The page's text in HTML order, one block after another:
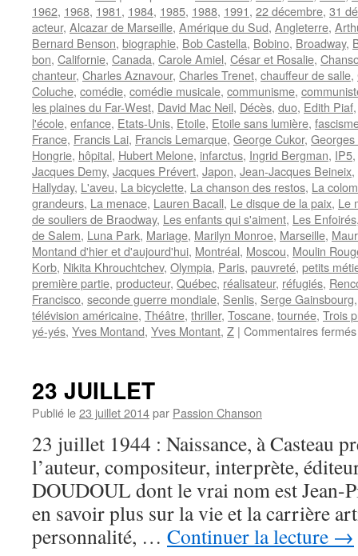
1962, 1968, 1981, 1984, 1985, 1988, 1991, 22 décembre, 31
acteur, Alcazar de Marseille, Amérique du Sud, Angleterre,
Bernard Benson, biographie, Bob Castella, Bobino, Broadway,
bon, Californie, Canada, Carole Amiel, César et Rosalie,
chanteur, Charles Aznavour, Charles Trenet, chauffeur de salle,
Coluche, comédie, comédie musicale, communisme,
les plaines du Far-West, David Mac Neil, Décès, duo, Edith Piaf
l'école, enfance, Etats-Unis, Etoile, Etoile sans lumière,
France, Francis Lai, Francis Lemarque, George Cukor,
Hongrie, hôpital, Hubert Melone, infarctus, Ingrid Bergman, IP5,
Jacques Demy, Jacques Prévert, Japon, Jean-Jacques Beineix,
Hallyday, L'aveu, La bicyclette, La chanson des restos, La
grandeurs, La menace, Lauren Bacall, Le disque de la paix, Le
de souliers de Braodway, Les enfants qui s'aiment, Les Enfoirés
de Salem, Luna Park, Mariage, Marilyn Monroe, Marseille,
Montand d'hier et d'aujourd'hui, Montréal, Moscou, Moulin
Korb, Nikita Khrouchtchev, Olympia, Paris, pauvreté, petits
première partie, producteur, Québec, réalisateur, réfugiés,
Francisco, seconde guerre mondiale, Senlis, Serge Gainsbourg
télévision américaine, Théâtre, thriller, Toscane, tournée, Trois
yé-yés, Yves Montand, Yves Montant, Z | Commentaires fermés
23 JUILLET
Publié le23 juillet 2014par Passion Chanson
23 juillet 1944 : Naissance, à Casteau
l’auteur, compositeur, interprète,
DOUDOUL dont le vrai nom est Jean-
en savoir plus sur la vie et la carrière
personnalité, … Continuer la lecture →